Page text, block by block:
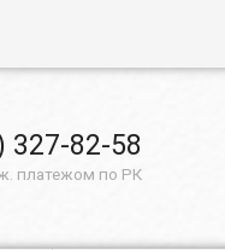
327-82-58
платежом по РК